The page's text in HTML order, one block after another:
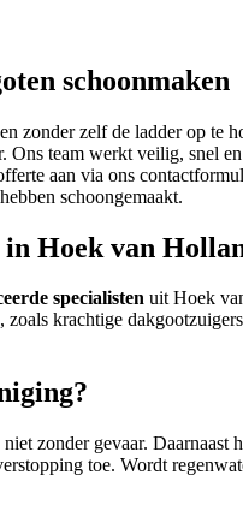
schoonmaken
zonder zelf de ladder op te
Ons team werkt veilig, snel
aan via ons
schoongemaakt.
Hoek van
specialisten uit Hoek
krachtige
zonder gevaar.
toe. Wordt